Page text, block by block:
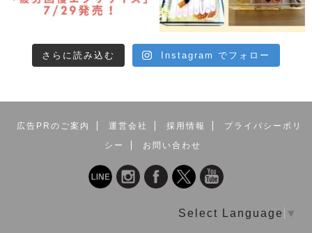
さらに読み込む Instagram でフォロー
広告PRのご案内 運営会社 採用情報
プライバシーポリ
シー
お問い合わせ
Select Language ▼